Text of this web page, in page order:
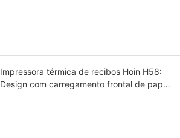
Impressora térmica de recibos Hoin H58:
Design com carregamento frontal de papel